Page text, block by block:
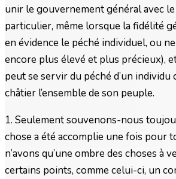
unir le gouvernement général avec
particulier, même lorsque la fidélité
en évidence le péché individuel, ou
encore plus élevé et plus précieux),
peut se servir du péché d’un individu
châtier l’ensemble de son peuple.
1. Seulement souvenons-nous
chose a été accomplie une fois pour
n’avons qu’une ombre des choses à
certains points, comme celui-ci, un